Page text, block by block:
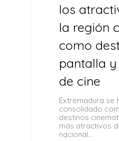
los
la región
como
pantalla
de cine
Extremadura se
consolidado
destinos
más atractivos
nacional…